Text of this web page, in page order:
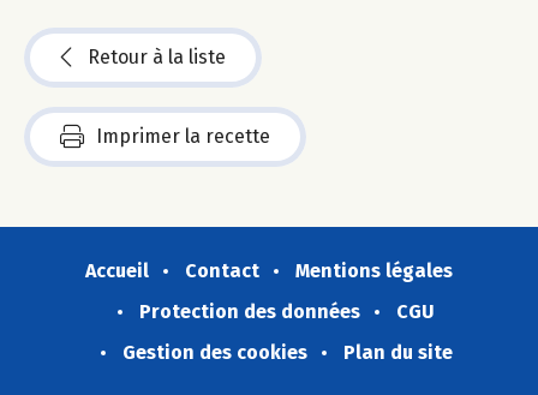
Retour à la liste
Imprimer la recette
Accueil Contact
Mentions légales
Protection des données
CGU
Gestion des cookies
Plan du site